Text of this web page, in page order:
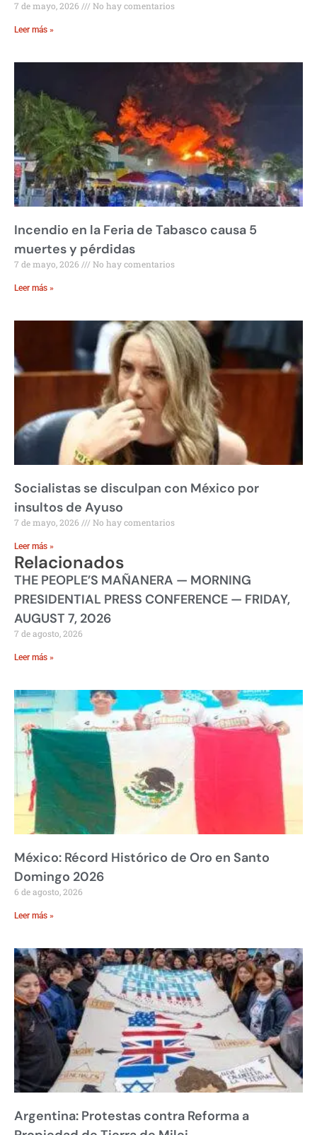
7 de mayo, 2026 No hay comentarios
Leer más »
Incendio en la Feria de Tabasco causa 5
muertes y pérdidas
7 de mayo, 2026 No hay comentarios
Leer más »
Socialistas se disculpan con México por
insultos de Ayuso
7 de mayo, 2026 No hay comentarios
Leer más »
Relacionados
THE PEOPLE’S MAÑANERA — MORNING
PRESIDENTIAL PRESS CONFERENCE — FRIDAY,
AUGUST 7, 2026
7 de agosto, 2026
Leer más »
México: Récord Histórico de Oro en Santo
Domingo 2026
6 de agosto, 2026
Leer más »
Argentina: Protestas contra Reforma a